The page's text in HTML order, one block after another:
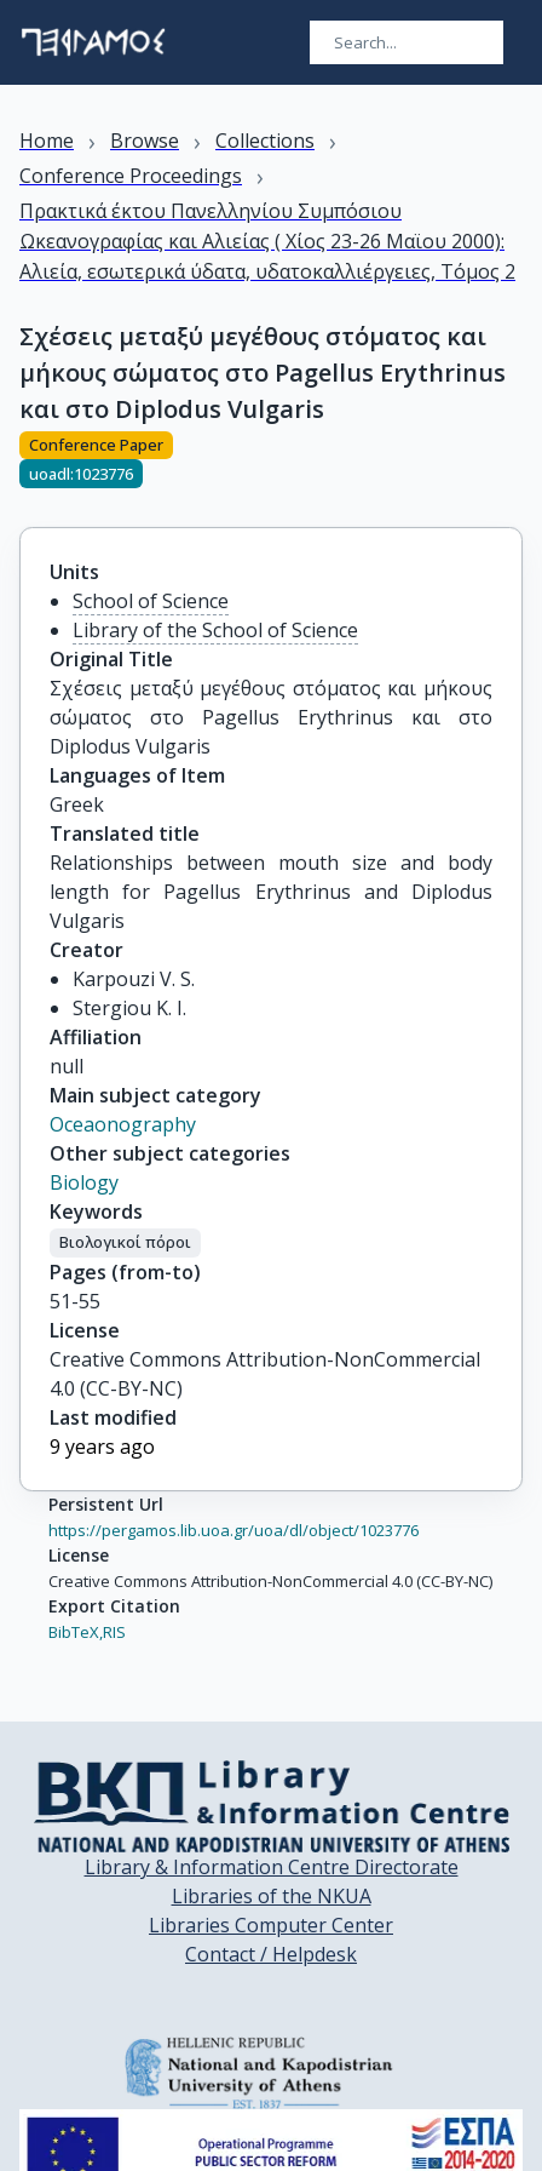
Home › Browse › Collections ›
Conference Proceedings ›
Πρακτικά έκτου Πανελληνίου Συμπόσιου
Ωκεανογραφίας και Αλιείας ( Χίος 23-26 Μαϊου 2000):
Αλιεία, εσωτερικά ύδατα, υδατοκαλλιέργειες, Τόμος 2
Σχέσεις μεταξύ μεγέθους στόματος και
μήκους σώματος στο Pagellus Erythrinus
και στο Diplodus Vulgaris
Conference Paper
uoadl:1023776
Units
School of Science
Library of the School of Science
Original Title
Σχέσεις μεταξύ μεγέθους στόματος και μήκους
σώματος στο Pagellus Erythrinus και στο
Diplodus Vulgaris
Languages of Item
Greek
Translated title
Relationships between mouth size and body
length for Pagellus Erythrinus and Diplodus
Vulgaris
Creator
Karpouzi V. S.
Stergiou K. I.
Affiliation
null
Main subject category
Oceaonography
Other subject categories
Biology
Keywords
Βιολογικοί πόροι
Pages (from-to)
51-55
License
Creative Commons Attribution-NonCommercial
4.0 (CC-BY-NC)
Last modified
9 years ago
Persistent Url
https://pergamos.lib.uoa.gr/uoa/dl/object/1023776
License
Creative Commons Attribution-NonCommercial 4.0 (CC-BY-NC)
Export Citation
BibTeX,RIS
Library & Information Centre Directorate
Libraries of the NKUA
Libraries Computer Center
Contact / Helpdesk